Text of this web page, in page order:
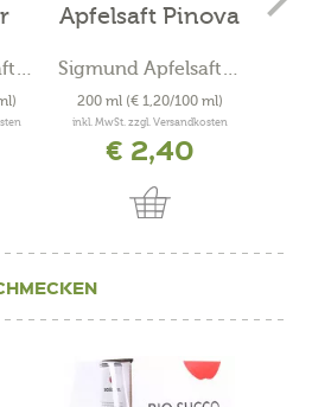
Sigmund Apfelsaft -...
Apfelsaft Pinova
Sigmund Apfelsaft -...
200 ml (€ 1,20/100 ml)
inkl. MwSt. zzgl. Versandkosten
€ 2,40